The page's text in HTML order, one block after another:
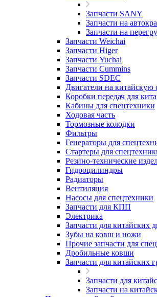
Запчасти SANY
Запчасти на
Запчасти на
Запчасти Weichai
Запчасти Higer
Запчасти Yuchai
Запчасти Cummins
Запчасти SDEC
Двигатели на китайскую
Коробки передач для
Кабины для спецтехники
Ходовая часть
Тормозные колодки
Фильтры
Генераторы для
Стартеры для
Резино-технические
Гидроцилиндры
Радиаторы
Вентиляция
Насосы для спецтехники
Запчасти для КПП
Электрика
Запчасти для китайских
Зубы на ковш и ножи
Прочие запчасти для
Дробильные ковши
Запчасти для китайских
Запчасти для
Запчасти на